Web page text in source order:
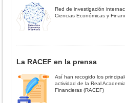
Red de investigación
Ciencias Económicas y
La RACEF en la prensa
Así han recogido los
actividad de la Real
Financieras (RACEF)